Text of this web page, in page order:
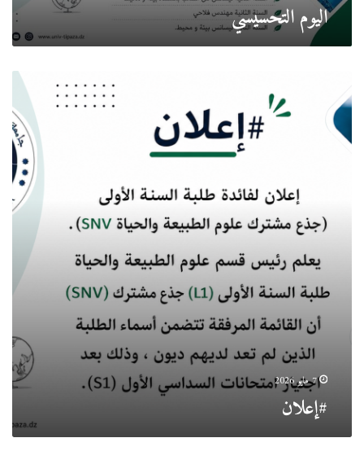
اليوم التحسيسي
7 مايو 2026
#إعلان